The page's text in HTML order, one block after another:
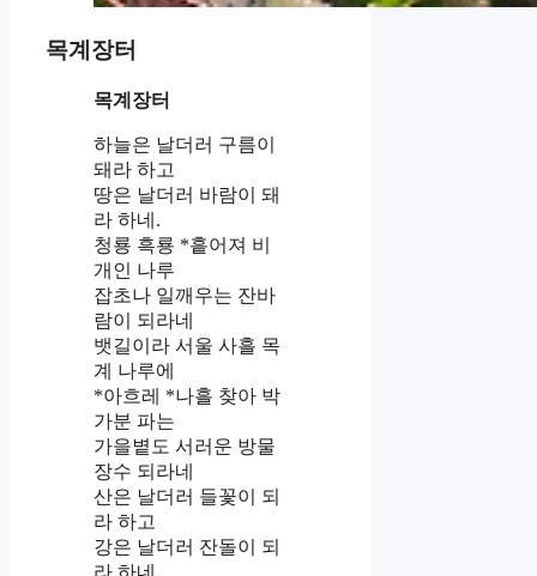
목계장터
목계장터
하늘은 날더러 구름이
돼라 하고
땅은 날더러 바람이 돼
라 하네.
청룡 흑룡 *흩어져 비
개인 나루
잡초나 일깨우는 잔바
람이 되라네
뱃길이라 서울 사흘 목
계 나루에
*아흐레 *나흘 찾아 박
가분 파는
가을볕도 서러운 방물
장수 되라네
산은 날더러 들꽃이 되
라 하고
강은 날더러 잔돌이 되
라 하네.